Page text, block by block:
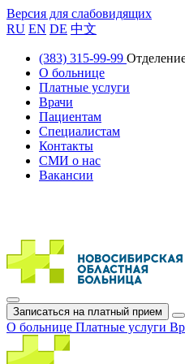
Версия для слабовидящих
RU EN DE 中文
(383) 315-99-99
О больнице
Платные услуги
Врачи
Пациентам
Специалистам
Контакты
СМИ о нас
Вакансии
Записаться на платный прием
О больнице Платные услуги